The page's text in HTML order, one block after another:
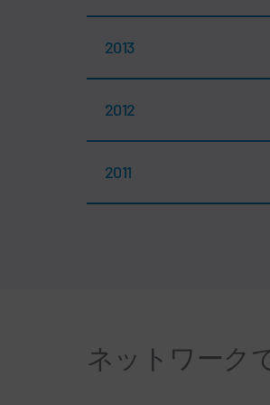
2013
2012
2011
ネットワーク